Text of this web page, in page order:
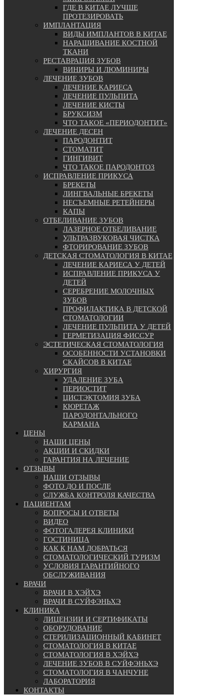
ГДЕ В КИТАЕ ЛУЧШЕ
ПРОТЕЗИРОВАТЬ
ИМПЛАНТАЦИЯ
ВИДЫ ИМПЛАНТОВ В КИТАЕ
НАРАЩИВАНИЕ КОСТНОЙ
ТКАНИ
РЕСТАВРАЦИЯ ЗУБОВ
ВИНИРЫ И ЛЮМИНИРЫ
ЛЕЧЕНИЕ ЗУБОВ
ЛЕЧЕНИЕ КАРИЕСА
ЛЕЧЕНИЕ ПУЛЬПИТА
ЛЕЧЕНИЕ КИСТЫ
БРУКСИЗМ
ЧТО ТАКОЕ «ПЕРИОДОНТИТ»
ЛЕЧЕНИЕ ДЕСЕН
ПАРОДОНТИТ
СТОМАТИТ
ГИНГИВИТ
ЧТО ТАКОЕ ПАРОДОНТОЗ
ИСПРАВЛЕНИЕ ПРИКУСА
БРЕКЕТЫ
ЛИНГВАЛЬНЫЕ БРЕКЕТЫ
НЕСЪЕМНЫЕ РЕТЕЙНЕРЫ
КАПЫ
ОТБЕЛИВАНИЕ ЗУБОВ
ЛАЗЕРНОЕ ОТБЕЛИВАНИЕ
УЛЬТРАЗВУКОВАЯ ЧИСТКА
ФТОРИРОВАНИЕ ЗУБОВ
ДЕТСКАЯ СТОМАТОЛОГИЯ В КИТАЕ
ЛЕЧЕНИЕ КАРИЕСА У ДЕТЕЙ
ИСПРАВЛЕНИЕ ПРИКУСА У
ДЕТЕЙ
СЕРЕБРЕНИЕ МОЛОЧНЫХ
ЗУБОВ
ПРОФИЛАКТИКА В ДЕТСКОЙ
СТОМАТОЛОГИИ
ЛЕЧЕНИЕ ПУЛЬПИТА У ДЕТЕЙ
ГЕРМЕТИЗАЦИЯ ФИССУР
ЭСТЕТИЧЕСКАЯ СТОМАТОЛОГИЯ
ОСОБЕННОСТИ УСТАНОВКИ
СКАЙСОВ В КИТАЕ
ХИРУРГИЯ
УДАЛЕНИЕ ЗУБА
ПЕРИОСТИТ
ЦИСТЭКТОМИЯ ЗУБА
КЮРЕТАЖ
ПАРОДОНТАЛЬНОГО
КАРМАНА
ЦЕНЫ
НАШИ ЦЕНЫ
АКЦИИ И СКИДКИ
ГАРАНТИЯ НА ЛЕЧЕНИЕ
ОТЗЫВЫ
НАШИ ОТЗЫВЫ
ФОТО ДО И ПОСЛЕ
СЛУЖБА КОНТРОЛЯ КАЧЕСТВА
ПАЦИЕНТАМ
ВОПРОСЫ И ОТВЕТЫ
ВИДЕО
ФОТОГАЛЕРЕЯ КЛИНИКИ
ГОСТИНИЦА
КАК К НАМ ДОБРАТЬСЯ
СТОМАТОЛОГИЧЕСКИЙ ТУРИЗМ
УСЛОВИЯ ГАРАНТИЙНОГО
ОБСЛУЖИВАНИЯ
ВРАЧИ
ВРАЧИ В ХЭЙХЭ
ВРАЧИ В СУЙФЭНЬХЭ
КЛИНИКА
ЛИЦЕНЗИИ И СЕРТИФИКАТЫ
ОБОРУДОВАНИЕ
СТЕРИЛИЗАЦИОННЫЙ КАБИНЕТ
СТОМАТОЛОГИЯ В КИТАЕ
СТОМАТОЛОГИЯ В ХЭЙХЭ
ЛЕЧЕНИЕ ЗУБОВ В СУЙФЭНЬХЭ
СТОМАТОЛОГИЯ В ЧАНЧУНЕ
ЛАБОРАТОРИЯ
КОНТАКТЫ